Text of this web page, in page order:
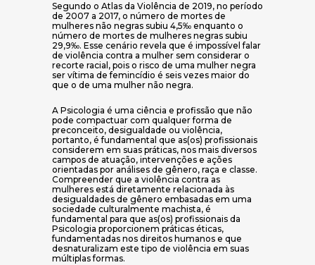
Segundo o Atlas da Violência de 2019, no período
de 2007 a 2017, o número de mortes de
mulheres não negras subiu 4,5‰ enquanto o
número de mortes de mulheres negras subiu
29,9‰. Esse cenário revela que é impossível falar
de violência contra a mulher sem considerar o
recorte racial, pois o risco de uma mulher negra
ser vítima de femincídio é seis vezes maior do
que o de uma mulher não negra.
A Psicologia é uma ciência e profissão que não
pode compactuar com qualquer forma de
preconceito, desigualdade ou violência,
portanto, é fundamental que as(os) profissionais
considerem em suas práticas, nos mais diversos
campos de atuação, intervenções e ações
orientadas por análises de gênero, raça e classe.
Compreender que a violência contra as
mulheres está diretamente relacionada às
desigualdades de gênero embasadas em uma
sociedade culturalmente machista, é
fundamental para que as(os) profissionais da
Psicologia proporcionem práticas éticas,
fundamentadas nos direitos humanos e que
desnaturalizam este tipo de violência em suas
múltiplas formas.